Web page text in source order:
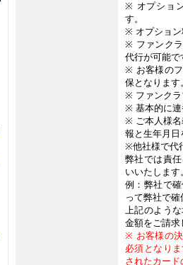
※ オプショ
す。
※ オプショ
※ ファンク
代行が可能で
※ お客様の
保となります
※ ファンク
※ 基本的に
※ ご本人様
報と生年月日
※他社様で代
弊社では責
いいたします
例：弊社で
って弊社で
上記のよう
金額をご請求
※ お客様の
必須となり
されたカー